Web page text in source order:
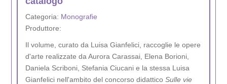
Categoria: Monografie
Produttore:
Il volume, curato da Luisa Gianfelici, raccoglie le opere
d'arte realizzate da Aurora Carassai, Elena Borioni,
Daniela Scriboni, Stefania Ciucani e la stessa Luisa
Gianfelici nell'ambito del concorso didattico Sulle vie